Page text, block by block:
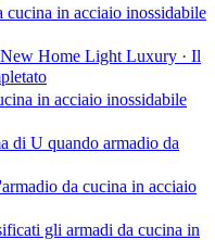
cucina in acciaio inossidabile
Home Light Luxury · Il
in acciaio inossidabile
di U quando armadio da
da cucina in acciaio
gli armadi da cucina in